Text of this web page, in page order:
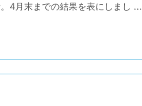
4月末までの結果を表にしまし ...